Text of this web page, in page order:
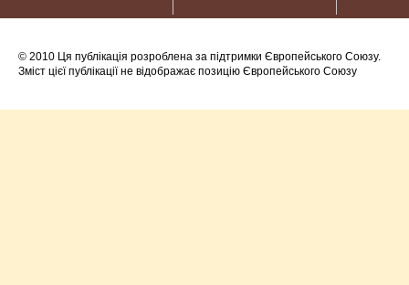
© 2010 Ця публікація розроблена за підтримки Європейського Союзу.
Зміст цієї публікації не відображає позицію Європейського Союзу